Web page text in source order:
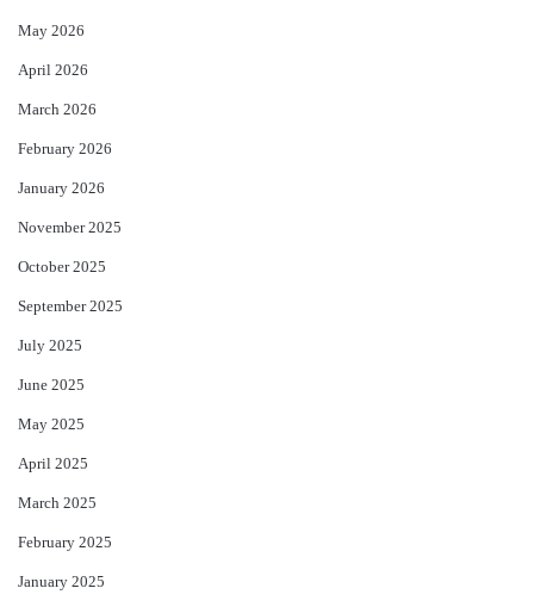
May 2026
April 2026
March 2026
February 2026
January 2026
November 2025
October 2025
September 2025
July 2025
June 2025
May 2025
April 2025
March 2025
February 2025
January 2025